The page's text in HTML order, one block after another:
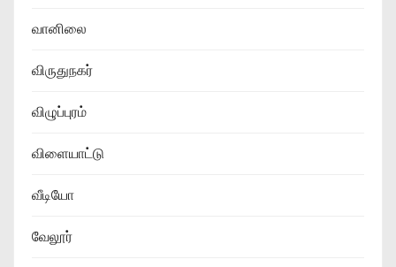
வானிலை
விருதுநகர்
விழுப்புரம்
விளையாட்டு
வீடியோ
வேலூர்